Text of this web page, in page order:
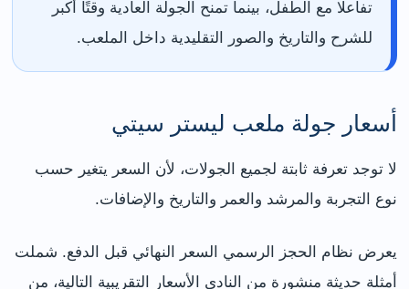
تفاعلًا مع الطفل، بينما تمنح الجولة العادية وقتًا أكبر
للشرح والتاريخ والصور التقليدية داخل الملعب.
أسعار جولة ملعب ليستر سيتي
لا توجد تعرفة ثابتة لجميع الجولات، لأن السعر يتغير حسب
نوع التجربة والمرشد والعمر والتاريخ والإضافات.
يعرض نظام الحجز الرسمي السعر النهائي قبل الدفع. شملت
أمثلة حديثة منشورة من النادي الأسعار التقريبية التالية، من